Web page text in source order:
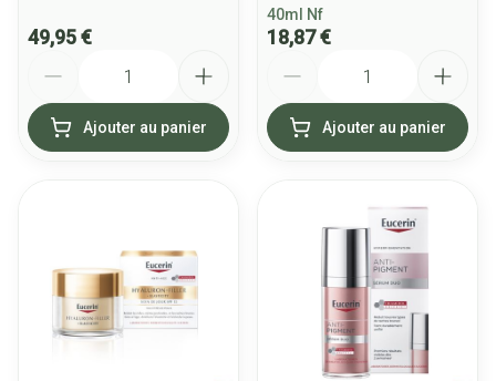
49,95 €
Ajouter au panier
40ml Nf
18,87 €
Ajouter au panier